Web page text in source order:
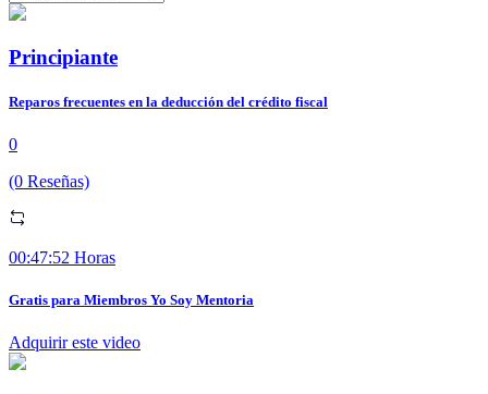
Principiante
Reparos frecuentes en la deducción del crédito fiscal
0
(0 Reseñas)
00:47:52 Horas
Gratis para Miembros Yo Soy Mentoria
Adquirir este video